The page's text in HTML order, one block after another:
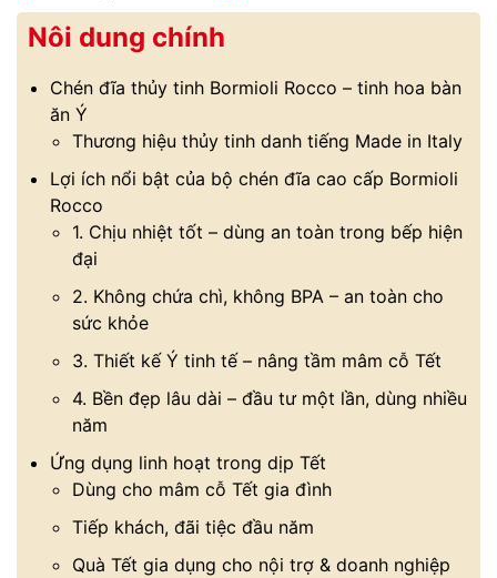
Nôi dung chính
Chén đĩa thủy tinh Bormioli Rocco – tinh hoa bàn
ăn Ý
Thương hiệu thủy tinh danh tiếng Made in Italy
Lợi ích nổi bật của bộ chén đĩa cao cấp Bormioli
Rocco
1. Chịu nhiệt tốt – dùng an toàn trong bếp hiện
đại
2. Không chứa chì, không BPA – an toàn cho
sức khỏe
3. Thiết kế Ý tinh tế – nâng tầm mâm cỗ Tết
4. Bền đẹp lâu dài – đầu tư một lần, dùng nhiều
năm
Ứng dụng linh hoạt trong dịp Tết
Dùng cho mâm cỗ Tết gia đình
Tiếp khách, đãi tiệc đầu năm
Quà Tết gia dụng cho nội trợ & doanh nghiệp